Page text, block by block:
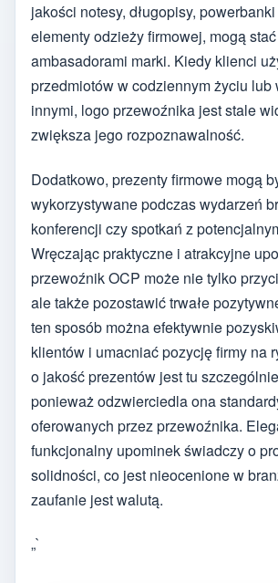
jakości notesy, długopisy,
elementy odzieży firmowej, mogą
ambasadorami marki. Kiedy klienci
przedmiotów w codziennym życiu lub
innymi, logo przewoźnika jest stale
zwiększa jego rozpoznawalność.
Dodatkowo, prezenty firmowe mogą
wykorzystywane podczas wydarzeń
konferencji czy spotkań z
Wręczając praktyczne i atrakcyjne
przewoźnik OCP może nie tylko
ale także pozostawić trwałe
ten sposób można efektywnie
klientów i umacniać pozycję firmy na
o jakość prezentów jest tu
ponieważ odzwierciedla ona
oferowanych przez przewoźnika.
funkcjonalny upominek świadczy o
solidności, co jest nieocenione w
zaufanie jest walutą.
„`